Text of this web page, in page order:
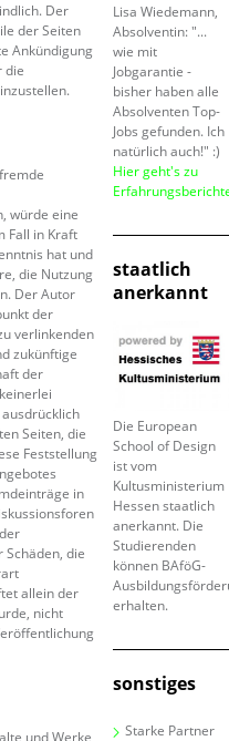
Der
der Seiten
Ankündigung
die
würde eine
Fall in Kraft
hat und
die Nutzung
Der Autor
der
verlinkenden
zukünftige
der
Seiten, die
Feststellung
in
die
allein der
nicht
und Werke
Lisa Wiedemann,
Absolventin: "...
wie mit
Jobgarantie -
bisher haben alle
Absolventen Top-
Jobs gefunden. Ich
natürlich auch!" :)
Hier geht's zu
staatlich
anerkannt
Die European
School of Design
ist vom
Kultusministerium
Hessen staatlich
anerkannt. Die
Studierenden
können BAföG-
erhalten.
sonstiges
Starke Partner